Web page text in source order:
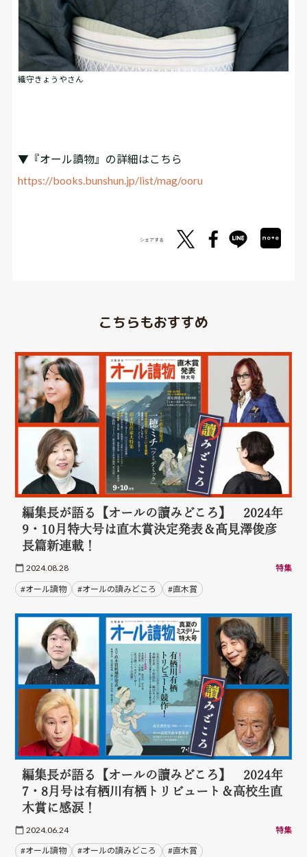
織守きょうやさん
▼『オール讀物』の詳細はこちら
https://books.bunshun.jp/list/mag/ooru
シェアする
こちらもおすすめ
編集長が語る【オールの讀みどころ】 2024年
9・10月特大号は直木賞決定発表＆髙見澤俊彦
長篇新連載！
2024.08.28 特集
#オール讀物 #オールの讀みどころ #直木賞
編集長が語る【オールの讀みどころ】 2024年
7・8月号は有栖川有栖トリビュート＆高校生直
木賞に感涙！
2024.06.24 特集
#オール讀物 #オールの讀みどころ #直木賞